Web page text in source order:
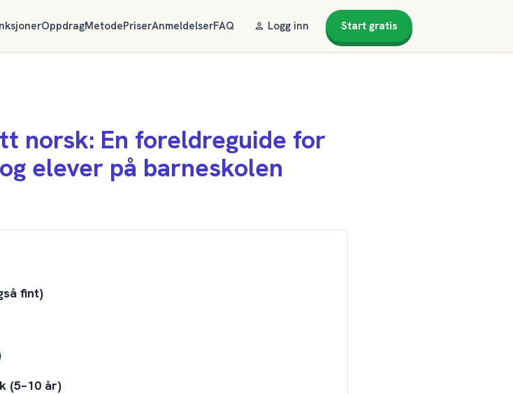
OppdragMetodePriserAnmeldelserFAQ Logg inn Start gratis
norsk: En foreldreguide for
elever på barneskolen
fint)
(5–10 år)